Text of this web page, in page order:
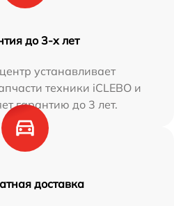
до 3-х лет
устанавливает
техники iCLEBO и
гарантию до 3 лет.
доставка